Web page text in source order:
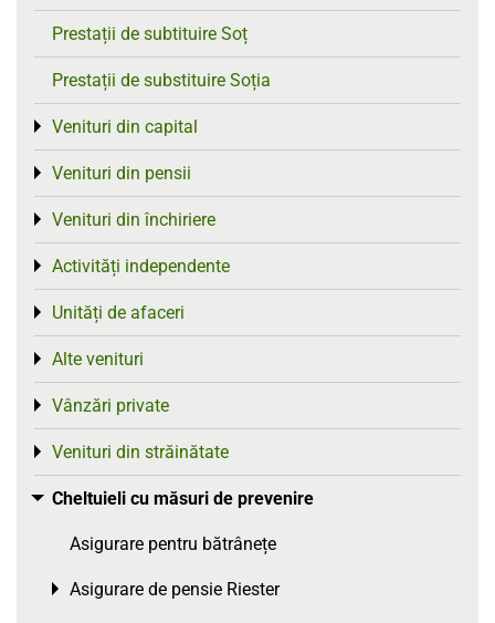
Prestații de subtituire Soț
Prestații de substituire Soția
Venituri din capital
Toggle menu
Venituri din pensii
Toggle menu
Venituri din închiriere
Toggle menu
Activități independente
Toggle menu
Unități de afaceri
Toggle menu
Alte venituri
Toggle menu
Vânzări private
Toggle menu
Venituri din străinătate
Toggle menu
Cheltuieli cu măsuri de prevenire
Toggle menu
Asigurare pentru bătrânețe
Asigurare de pensie Riester
Toggle menu